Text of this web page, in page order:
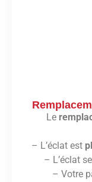
Le
– L’éclat est
– L’éclat
– Votre